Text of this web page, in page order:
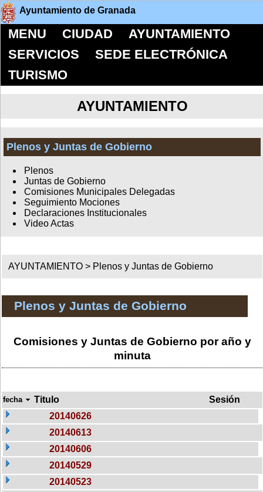
Ayuntamiento de Granada
MENU CIUDAD
AYUNTAMIENTO
SERVICIOS
SEDE ELECTRÓNICA
TURISMO
AYUNTAMIENTO
Plenos y Juntas de Gobierno
Plenos
Juntas de Gobierno
Comisiones Municipales Delegadas
Seguimiento Mociones
Declaraciones Institucionales
Video Actas
AYUNTAMIENTO > Plenos y Juntas de Gobierno
Plenos y Juntas de Gobierno
Comisiones y Juntas de Gobierno por año y
minuta
fecha Titulo
Sesión
20140626
20140613
20140606
20140529
20140523